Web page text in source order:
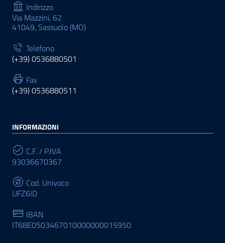
Indirizzo
Via Mazzini, 62
41049, Sassuolo (MO)
Telefono
(+39) 0536880501
Fax
(+39) 0536880511
INFORMAZIONI
C.F. / P.IVA
93036670367
Cod. Univoco
UFZ6ID
IBAN
IT68E0503467010000000015950